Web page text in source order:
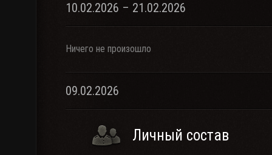
10.02.2026 – 21.02.2026
Ничего не произошло
09.02.2026
Личный состав